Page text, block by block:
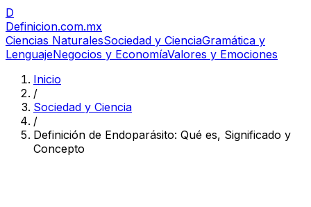
D
Definicion.com.mx
Ciencias NaturalesSociedad y CienciaGramática y
LenguajeNegocios y EconomíaValores y Emociones
Inicio
/
Sociedad y Ciencia
/
Definición de Endoparásito: Qué es, Significado y
Concepto